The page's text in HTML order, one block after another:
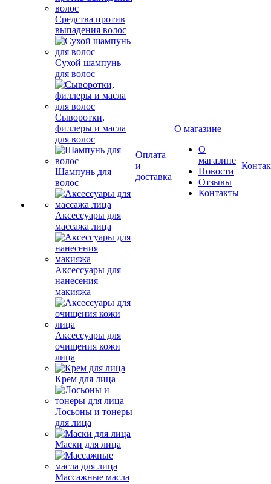
Средства против
выпадения волос
Сухой шампунь
для волос
Сыворотки,
филлеры и масла
для волос
Шампунь для
волос
Аксессуары для
массажа лица
Аксессуары для
нанесения
макияжа
Аксессуары для
очищения кожи
лица
Крем для лица
Лосьоны и тонеры
для лица
Маски для лица
Массажные масла
Оплата
и
доставка
О магазине
О
магазине
Новости
Отзывы
Контакты